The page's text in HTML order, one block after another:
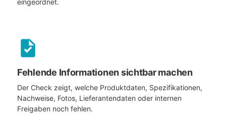
eingeordnet.
Fehlende Informationen sichtbar machen
Der Check zeigt, welche Produktdaten, Spezifikationen,
Nachweise, Fotos, Lieferantendaten oder internen
Freigaben noch fehlen.